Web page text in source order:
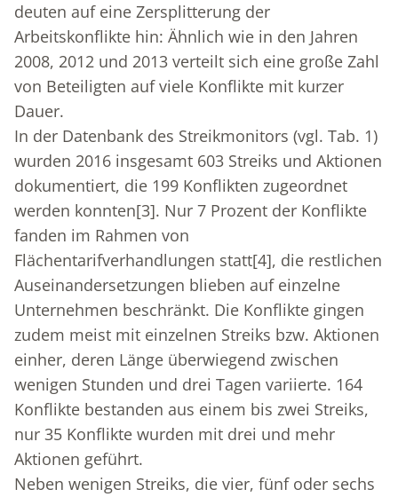
deuten auf eine Zersplitterung der
Arbeitskonflikte hin: Ähnlich wie in den Jahren
2008, 2012 und 2013 verteilt sich eine große Zahl
von Beteiligten auf viele Konflikte mit kurzer
Dauer.
In der Datenbank des Streikmonitors (vgl. Tab. 1)
wurden 2016 insgesamt 603 Streiks und Aktionen
dokumentiert, die 199 Konflikten zugeordnet
werden konnten[3]. Nur 7 Prozent der Konflikte
fanden im Rahmen von
Flächentarifverhandlungen statt[4], die restlichen
Auseinandersetzungen blieben auf einzelne
Unternehmen beschränkt. Die Konflikte gingen
zudem meist mit einzelnen Streiks bzw. Aktionen
einher, deren Länge überwiegend zwischen
wenigen Stunden und drei Tagen variierte. 164
Konflikte bestanden aus einem bis zwei Streiks,
nur 35 Konflikte wurden mit drei und mehr
Aktionen geführt.
Neben wenigen Streiks, die vier, fünf oder sechs